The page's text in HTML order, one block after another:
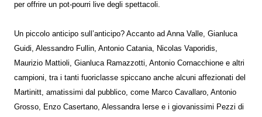
per offrire un pot-pourri live degli spettacoli.
Un piccolo anticipo sull’anticipo? Accanto ad Anna Valle, Gianluca
Guidi, Alessandro Fullin, Antonio Catania, Nicolas Vaporidis,
Maurizio Mattioli, Gianluca Ramazzotti, Antonio Cornacchione e altri
campioni, tra i tanti fuoriclasse spiccano anche alcuni affezionati del
Martinitt, amatissimi dal pubblico, come Marco Cavallaro, Antonio
Grosso, Enzo Casertano, Alessandra Ierse e i giovanissimi Pezzi di